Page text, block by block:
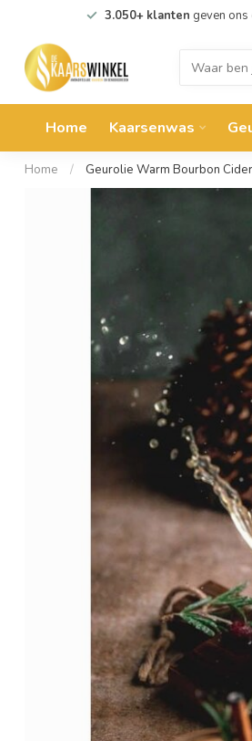
3.050+ klanten geven ons
Home Kaarsenwas
Home / Geurolie Warm Bourbon